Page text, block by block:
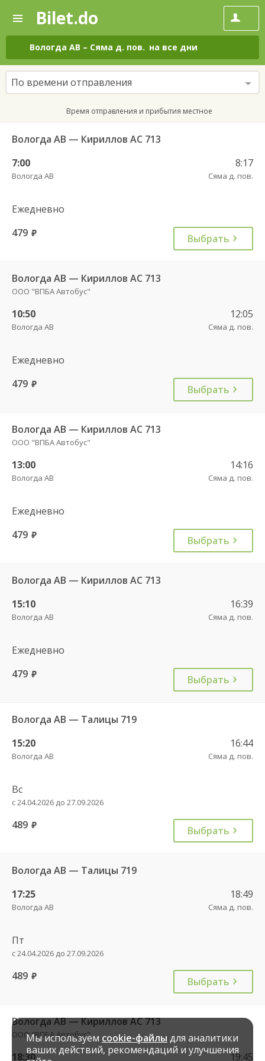
—
Поиск
и
покупка
билетов
на
автобус
онлайн
Bilet.do
Вологда АВ – Сяма д. пов. на все дни
По времени отправления
Время отправления и прибытия местное
Вологда АВ — Кириллов АС 713
7:00
Вологда АВ
8:17
Сяма д. пов.
Ежедневно
479 руб. Выбрать
Вологда АВ — Кириллов АС 713
ООО "ВПБА Автобус"
10:50
Вологда АВ
12:05
Сяма д. пов.
Ежедневно
479 руб. Выбрать
Вологда АВ — Кириллов АС 713
ООО "ВПБА Автобус"
13:00
Вологда АВ
14:16
Сяма д. пов.
Ежедневно
479 руб. Выбрать
Вологда АВ — Кириллов АС 713
15:10
Вологда АВ
16:39
Сяма д. пов.
Ежедневно
479 руб. Выбрать
Вологда АВ — Талицы 719
15:20
Вологда АВ
16:44
Сяма д. пов.
Вс
с 24.04.2026 до 27.09.2026
489 руб. Выбрать
Вологда АВ — Талицы 719
17:25
Вологда АВ
18:49
Сяма д. пов.
Пт
с 24.04.2026 до 27.09.2026
489 руб. Выбрать
Вологда АВ — Кириллов АС 713
ООО "ВПБА Автобус"
18:30 19:45
Мы используем cookie-файлы для аналитики
ваших действий, рекомендаций и улучшения